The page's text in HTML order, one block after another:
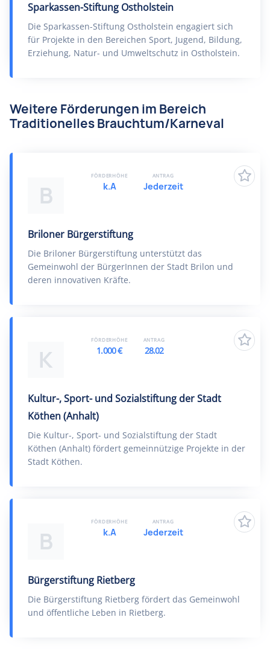
Sparkassen-Stiftung Ostholstein
Die Sparkassen-Stiftung Ostholstein engagiert sich
für Projekte in den Bereichen Sport, Jugend, Bildung,
Erziehung, Natur- und Umweltschutz in Ostholstein.
Weitere Förderungen im Bereich
Traditionelles Brauchtum/Karneval
B
Briloner Bürgerstiftung
Die Briloner Bürgerstiftung unterstützt das
Gemeinwohl der BürgerInnen der Stadt Brilon und
deren innovativen Kräfte.
FÖRDERHÖHE
k.A
ANTRAG
Jederzeit
K
Kultur-, Sport- und Sozialstiftung der Stadt
Köthen (Anhalt)
Die Kultur-, Sport- und Sozialstiftung der Stadt
Köthen (Anhalt) fördert gemeinnützige Projekte in der
Stadt Köthen.
FÖRDERHÖHE
1.000 €
ANTRAG
28.02
B
Bürgerstiftung Rietberg
Die Bürgerstiftung Rietberg fördert das Gemeinwohl
und öffentliche Leben in Rietberg.
FÖRDERHÖHE
k.A
ANTRAG
Jederzeit